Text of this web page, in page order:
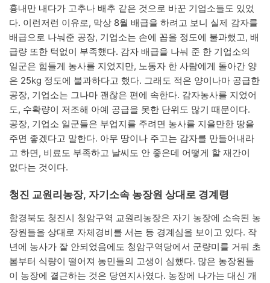
흉내만 내다가 고추나 배추 같은 것으로 바꾼 기업소들도 있었
다. 이런저런 이유로, 막상 8월 배급을 하려고 보니 실제 감자를
배급으로 나눠준 공장, 기업소는 손에 꼽을 정도에 불과했고, 배
급량 또한 턱없이 부족했다. 감자 배급을 나눠 준 한 기업소의
일군은 힘들게 농사를 지었지만, 노동자 한 사람에게 돌아간 양
은 25kg 정도에 불과하다고 했다. 그래도 적은 양이나마 공급한
공장, 기업소는 그나마 괜찮은 편에 속한다. 감자농사를 지었어
도, 수확량이 저조해 아예 공급을 못한 단위도 많기 때문이다.
공장, 기업소 일군들은 부업지를 주려면 농사를 지을만한 땅을
주면 좋겠다고 말한다. 아무 땅이나 주고는 감자를 만들어내라
고 하면, 비료도 부족하고 날씨도 안 좋은데 어떻게 할 재간이
없다는 것이다.
청진 교원리농장, 자기소속 농장원 상대로 경계령
함경북도 청진시 청암구역 교원리농장은 자기 농장에 소속된 농
장원들을 상대로 자체경비를 서는 등 경계심을 보이고 있다. 작
년에 농사가 잘 안되었음에도 청암구역당에서 군량미를 거둬 초
봄부터 식량이 떨어져 농민들의 고생이 심했다. 많은 농장원들
이 농장에 결근하는 것은 당연지사였다. 농장에 나가는 대신 개